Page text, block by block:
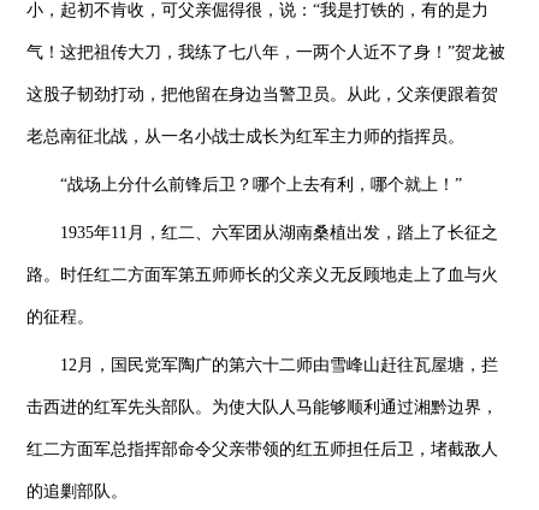
小，起初不肯收，可父亲倔得很，说：“我是打铁的，有的是力
气！这把祖传大刀，我练了七八年，一两个人近不了身！”贺龙被
这股子韧劲打动，把他留在身边当警卫员。从此，父亲便跟着贺
老总南征北战，从一名小战士成长为红军主力师的指挥员。
“战场上分什么前锋后卫？哪个上去有利，哪个就上！”
1935年11月，红二、六军团从湖南桑植出发，踏上了长征之
路。时任红二方面军第五师师长的父亲义无反顾地走上了血与火
的征程。
12月，国民党军陶广的第六十二师由雪峰山赶往瓦屋塘，拦
击西进的红军先头部队。为使大队人马能够顺利通过湘黔边界，
红二方面军总指挥部命令父亲带领的红五师担任后卫，堵截敌人
的追剿部队。